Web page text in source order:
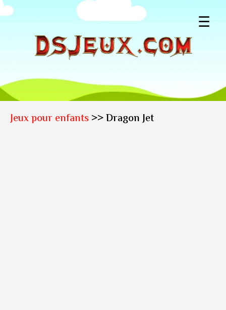
☰
Jeux pour enfants>> Dragon Jet